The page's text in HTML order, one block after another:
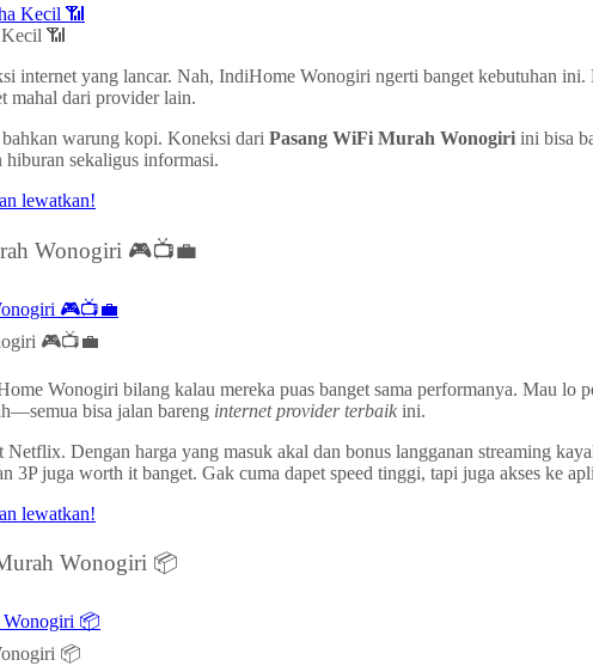
📶
internet yang lancar. Nah, IndiHome Wonogiri ngerti banget kebutuhan
mahal dari provider lain.
warung kopi. Koneksi dari Pasang WiFi Murah Wonogiri ini bisa
sekaligus informasi.
Wonogiri 🎮📺💼
🎮📺💼
Wonogiri bilang kalau mereka puas banget sama performanya. Mau lo
bisa jalan bareng internet provider terbaik ini.
Dengan harga yang masuk akal dan bonus langganan streaming
3P juga worth it banget. Gak cuma dapet speed tinggi, tapi juga akses ke
Wonogiri 📦
📦